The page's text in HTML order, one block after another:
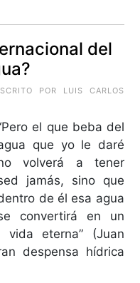
del
POR LUIS CARLOS
el que beba del
que yo le daré
volverá a tener
jamás, sino que
de él esa agua
convertirá en un
eterna” (Juan
despensa hídrica